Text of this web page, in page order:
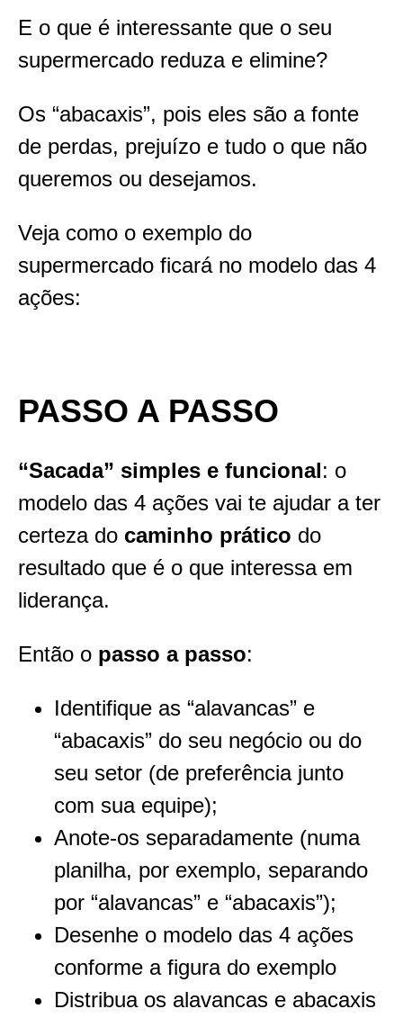
E o que é interessante que o seu
supermercado reduza e elimine?
Os “abacaxis”, pois eles são a fonte
de perdas, prejuízo e tudo o que não
queremos ou desejamos.
Veja como o exemplo do
supermercado ficará no modelo das 4
ações:
PASSO A PASSO
“Sacada” simples e funcional: o
modelo das 4 ações vai te ajudar a ter
certeza do caminho prático do
resultado que é o que interessa em
liderança.
Então o passo a passo:
Identifique as “alavancas” e
“abacaxis” do seu negócio ou do
seu setor (de preferência junto
com sua equipe);
Anote-os separadamente (numa
planilha, por exemplo, separando
por “alavancas” e “abacaxis”);
Desenhe o modelo das 4 ações
conforme a figura do exemplo
Distribua os alavancas e abacaxis